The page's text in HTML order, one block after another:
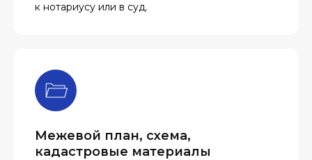
к нотариусу или в суд.
Межевой план, схема,
кадастровые материалы